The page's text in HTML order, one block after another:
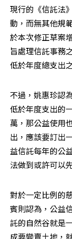
現行的《信託法
動，而無其他規
於本次修正草案
旨處理信託事務
低於年度總支出
不過，姚惠珍認
低於年度支出的
萬，那公益使用
出，應該要訂出
益信託每年的公
法做到或許可以
對於一定比例的
賓則認為，公益
託的自然谷就是
成要變賣土地，